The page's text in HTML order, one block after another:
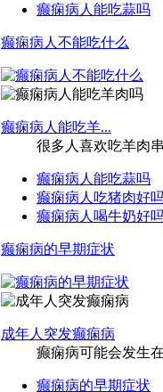
癫痫病人能吃蒜吗
癫痫病人不能吃什么
癫痫病人能吃羊...
很多人喜欢吃羊肉
癫痫病人能吃蒜吗
癫痫病人吃猪肉好
癫痫病人喝牛奶好
癫痫病的早期症状
成年人突发癫痫病
癫痫病可能会发生
癫痫病的早期症状